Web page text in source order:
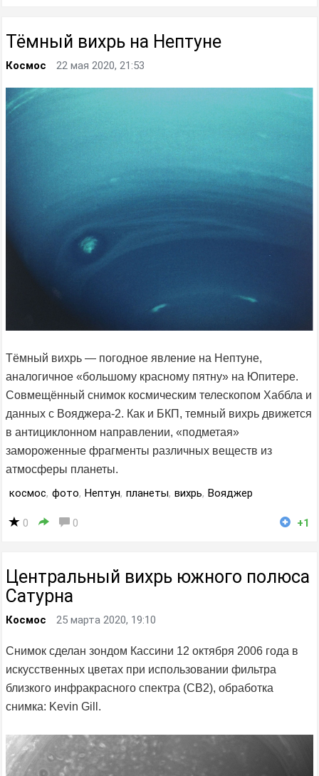
Тёмный вихрь на Нептуне
Космос 22 мая 2020, 21:53
Тёмный вихрь — погодное явление на Нептуне,
аналогичное «большому красному пятну» на Юпитере.
Совмещённый снимок космическим телескопом Хаббла и
данных с Вояджера-2. Как и БКП, темный вихрь движется
в антициклонном направлении, «подметая»
замороженные фрагменты различных веществ из
атмосферы планеты.
космос, фото, Нептун, планеты, вихрь, Вояджер
0 0 +1
Центральный вихрь южного полюса
Сатурна
Космос 25 марта 2020, 19:10
Снимок сделан зондом Кассини 12 октября 2006 года в
искусственных цветах при использовании фильтра
близкого инфракрасного спектра (CB2), обработка
снимка: Kevin Gill.